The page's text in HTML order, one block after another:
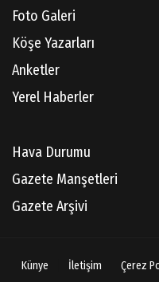
Hisarcıların
Necati
Foto Galeri
Köşe Yazarları
Anketler
Yerel Haberler
Hava Durumu
Gazete Manşetleri
Gazete Arşivi
Künye İletişim Çerez